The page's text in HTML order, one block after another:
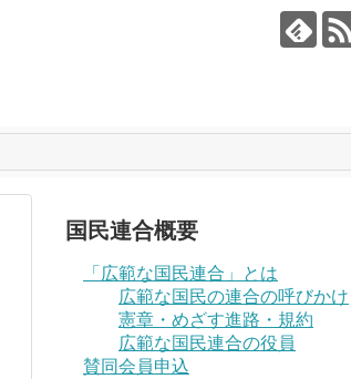
国民連合概要
「広範な国民連合」とは
広範な国民の連合の呼びかけ
憲章・めざす進路・規約
広範な国民連合の役員
賛同会員申込